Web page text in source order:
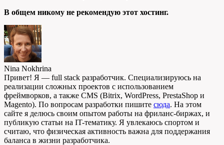
В общем никому не рекомендую этот хостинг.
Nina Nokhrina
Привет! Я — full stack разработчик. Специализируюсь на
реализации сложных проектов с использованием
фреймворков, а также CMS (Bitrix, WordPress, PrestaShop и
Magento). По вопросам разработки пишите сюда. На этом
сайте я делюсь своим опытом работы на фриланс-биржах, и
публикую статьи на IT-тематику. Я увлекаюсь спортом и
считаю, что физическая активность важна для поддержания
баланса в жизни разработчика.